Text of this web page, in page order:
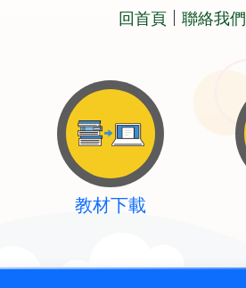
回首頁 聯絡我們
教材下載